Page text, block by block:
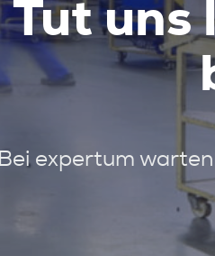
Tut uns
Bei expertum